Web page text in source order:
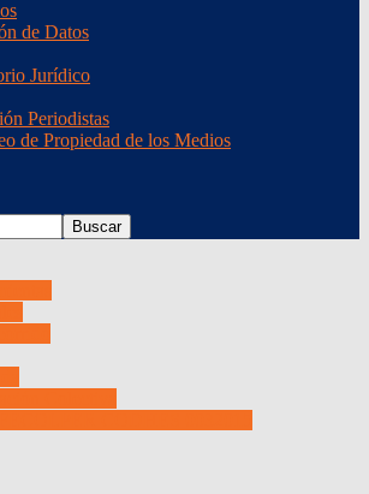
de Datos
Jurídico
Periodistas
de Propiedad de los Medios